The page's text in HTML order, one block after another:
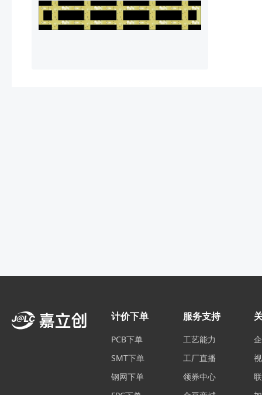
计价下单
PCB下单
SMT下单
钢网下单
服务支持
工艺能力
工厂直播
领券中心